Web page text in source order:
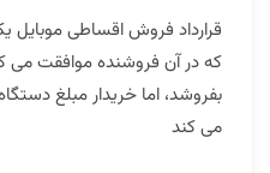
قرارداد فروش اقساطی موبایل
که در آن فروشنده موافقت می
بفروشد، اما خریدار مبلغ
می کند